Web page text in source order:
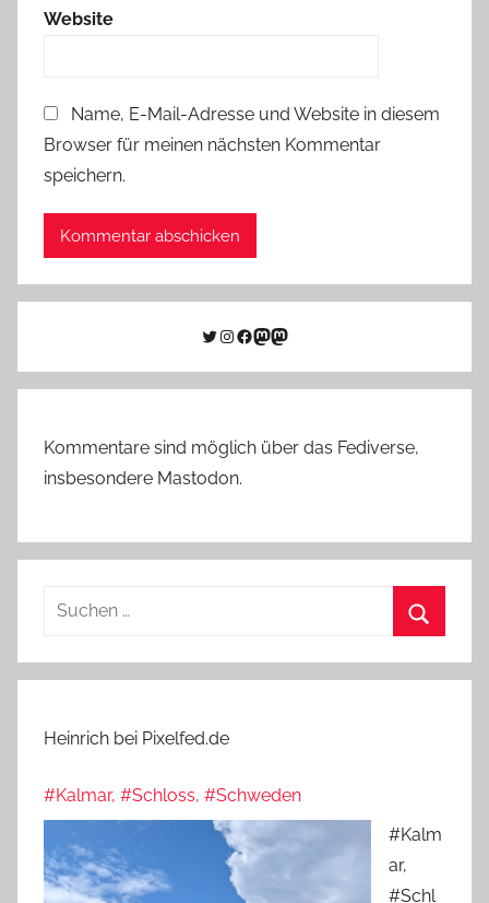
Website
Name, E-Mail-Adresse und Website in diesem
Browser für meinen nächsten Kommentar
speichern.
Twitter
Instagram
Facebook
Link zu Mastodon
Mastodon
Kommentare sind möglich über das Fediverse,
insbesondere Mastodon.
Suchen
Heinrich bei Pixelfed.de
#Kalmar, #Schloss, #Schweden
#Kalm
ar,
#Schl